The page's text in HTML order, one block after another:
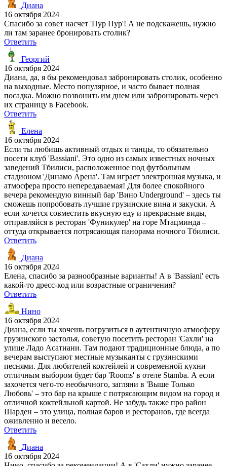
Диана
16 октября 2024
Спасибо за совет насчет 'Пур Пур'! А не подскажешь, нужно
ли там заранее бронировать столик?
Ответить
Георгий
16 октября 2024
Диана, да, я бы рекомендовал забронировать столик, особенно
на выходные. Место популярное, и часто бывает полная
посадка. Можно позвонить им днем или забронировать через
их страницу в Facebook.
Ответить
Елена
16 октября 2024
Если ты любишь активный отдых и танцы, то обязательно
посети клуб 'Bassiani'. Это одно из самых известных ночных
заведений Тбилиси, расположенное под футбольным
стадионом 'Динамо Арена'. Там играет электронная музыка, и
атмосфера просто непередаваемая! Для более спокойного
вечера рекомендую винный бар 'Вино Underground' – здесь ты
сможешь попробовать лучшие грузинские вина и закуски. А
если хочется совместить вкусную еду и прекрасные виды,
отправляйся в ресторан 'Фуникулер' на горе Мтацминда –
оттуда открывается потрясающая панорама ночного Тбилиси.
Ответить
Диана
16 октября 2024
Елена, спасибо за разнообразные варианты! А в 'Bassiani' есть
какой-то дресс-код или возрастные ограничения?
Ответить
Нино
16 октября 2024
Диана, если ты хочешь погрузиться в аутентичную атмосферу
грузинского застолья, советую посетить ресторан 'Сахли' на
улице Ладо Асатиани. Там подают традиционные блюда, а по
вечерам выступают местные музыканты с грузинскими
песнями. Для любителей коктейлей и современной кухни
отличным выбором будет бар 'Rooms' в отеле Stamba. А если
захочется чего-то необычного, загляни в 'Выше Только
Любовь' – это бар на крыше с потрясающим видом на город и
отличной коктейльной картой. Не забудь также про район
Шарден – это улица, полная баров и ресторанов, где всегда
оживленно и весело.
Ответить
Диана
16 октября 2024